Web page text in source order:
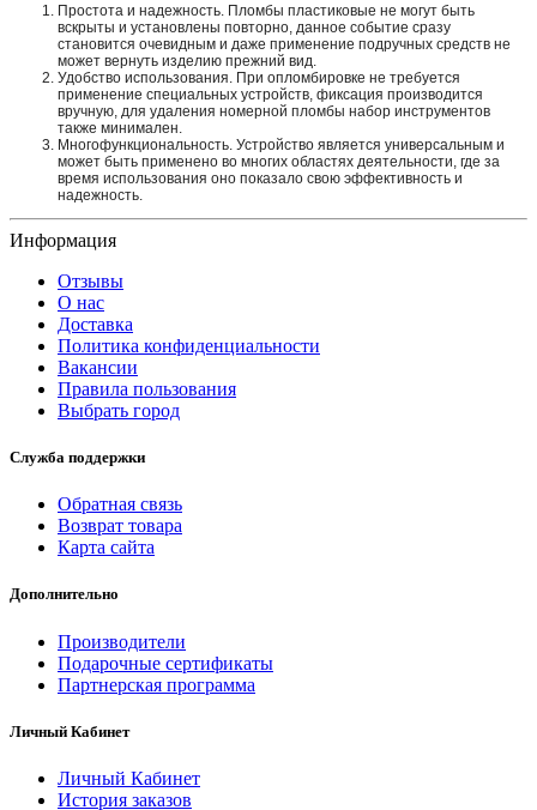
Простота и надежность. Пломбы пластиковые не могут быть
вскрыты и установлены повторно, данное событие сразу
становится очевидным и даже применение подручных средств не
может вернуть изделию прежний вид.
Удобство использования. При опломбировке не требуется
применение специальных устройств, фиксация производится
вручную, для удаления номерной пломбы набор инструментов
также минимален.
Многофункциональность. Устройство является универсальным и
может быть применено во многих областях деятельности, где за
время использования оно показало свою эффективность и
надежность.
Информация
Отзывы
О нас
Доставка
Политика конфиденциальности
Вакансии
Правила пользования
Выбрать город
Служба поддержки
Обратная связь
Возврат товара
Карта сайта
Дополнительно
Производители
Подарочные сертификаты
Партнерская программа
Личный Кабинет
Личный Кабинет
История заказов